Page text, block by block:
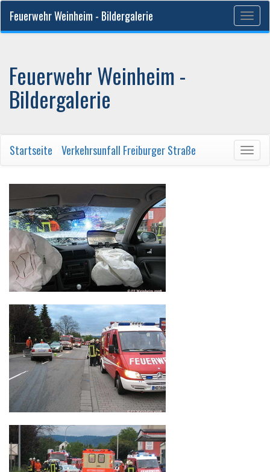
Feuerwehr Weinheim - Bildergalerie
Feuerwehr Weinheim -
Bildergalerie
Startseite Verkehrsunfall Freiburger Straße